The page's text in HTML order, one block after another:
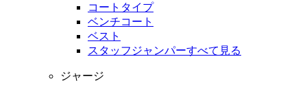
コートタイプ
ベンチコート
ベスト
スタッフジャンパーすべて見る
ジャージ